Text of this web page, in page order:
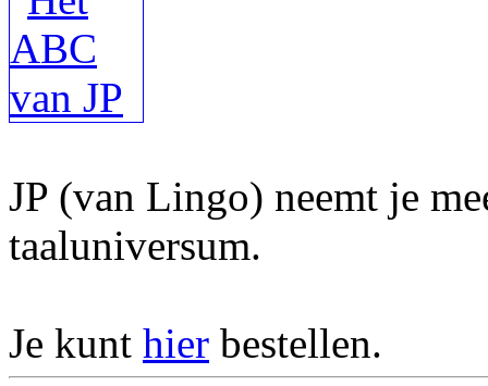
JP (van Lingo) neemt je
taaluniversum.
Je kunt hier bestellen.